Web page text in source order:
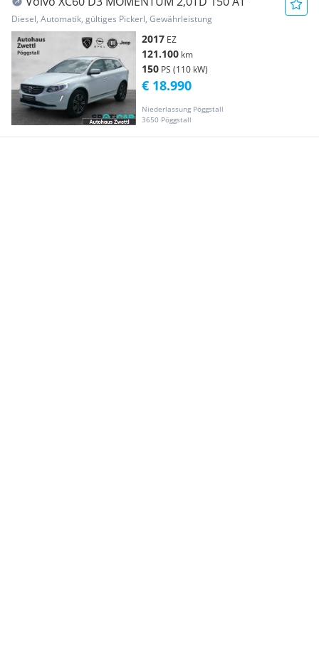
Diesel, Automatik, gültiges Pickerl, Gewährleistung
2017 EZ
121.100 km
150 PS (110 kW)
Niederlassung Pöggstall
3650 Pöggstall
€ 18.990